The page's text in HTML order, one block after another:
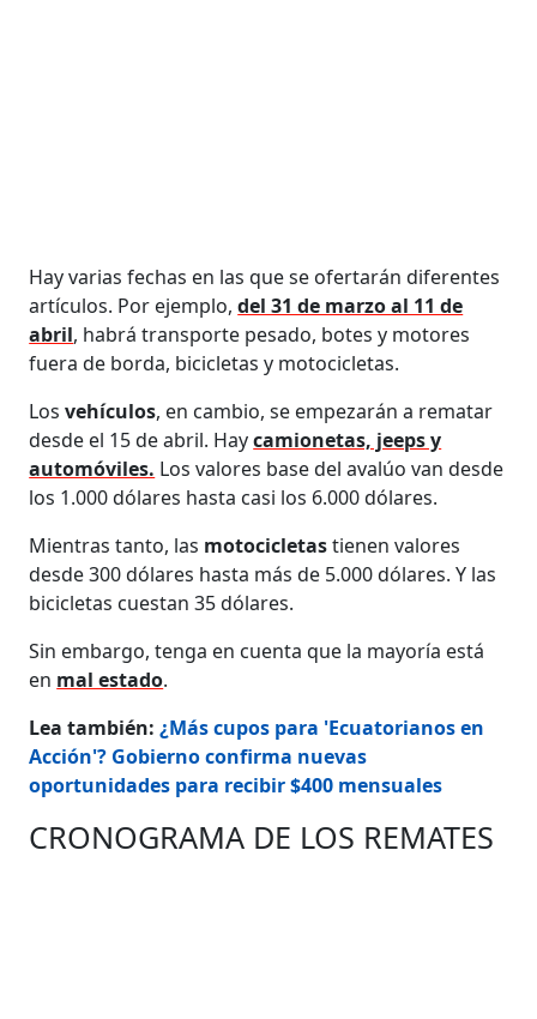
Hay varias fechas en las que se ofertarán diferentes
artículos. Por ejemplo,del 31 de marzo al 11 de
abril, habrá transporte pesado, botes y motores
fuera de borda, bicicletas y motocicletas.
Losvehículos, en cambio, se empezarán a rematar
desde el 15 de abril. Haycamionetas, jeeps y
automóviles. Los valores base del avalúo van desde
los 1.000 dólares hasta casi los 6.000 dólares.
Mientras tanto, las motocicletastienen valores
desde 300 dólares hasta más de 5.000 dólares. Y las
bicicletas cuestan 35 dólares.
Sin embargo, tenga en cuenta que la mayoría está
en mal estado.
Lea también:¿Más cupos para 'Ecuatorianos en
Acción'? Gobierno confirma nuevas
oportunidades para recibir $400 mensuales
CRONOGRAMA DE LOS REMATES